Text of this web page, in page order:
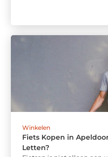
Winkelen
Fiets Kopen in
Letten?